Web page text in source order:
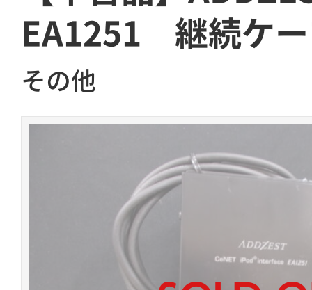
EA1251 継続ケ
その他